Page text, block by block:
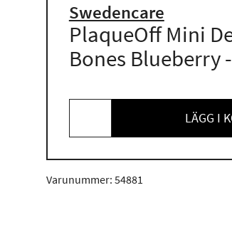
Swedencare
PlaqueOff Mini
Bones Blueberry
LÄGG I
Varunummer: 54881